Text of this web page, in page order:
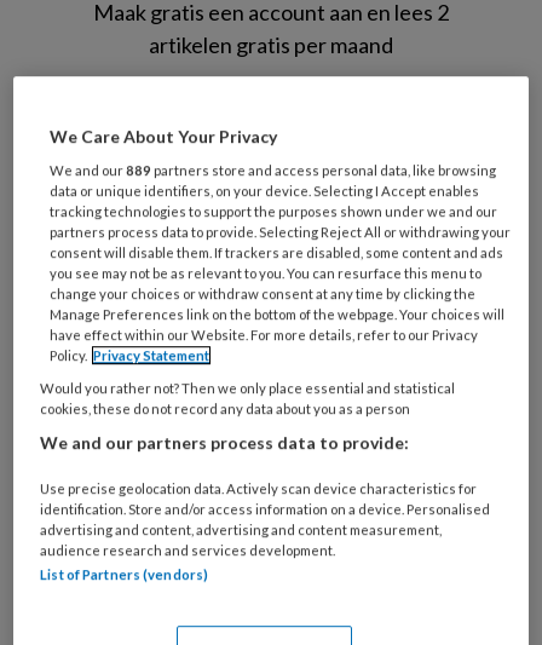
Maak gratis een account aan en lees 2
artikelen gratis per maand
Wat
is
je
e-
mailadres?
* *
Kies
je
wachtwoord* *
Kies
je
functie
welke
organisatie
werk
je?
Untitled
Ontvang 2x per week de
We Care About Your Privacy
We and our889 partners store and access personal data, like browsing
data or unique identifiers, on your device. Selecting I Accept enables
tracking technologies to support the purposes shown under we and our
partners process data to provide. Selecting Reject All or withdrawing your
consent will disable them. If trackers are disabled, some content and ads
you see may not be as relevant to you. You can resurface this menu to
change your choices or withdraw consent at any time by clicking the
Manage Preferences link on the bottom of the webpage. Your choices will
have effect within our Website. For more details, refer to our Privacy
Policy. Privacy Statement
Would you rather not? Then we only place essential and statistical
cookies, these do not record any data about you as a person
We and our partners process data to provide:
Use precise geolocation data. Actively scan device characteristics for
identification. Store and/or access information on a device. Personalised
advertising and content, advertising and content measurement,
audience research and services development.
List of Partners (vendors)